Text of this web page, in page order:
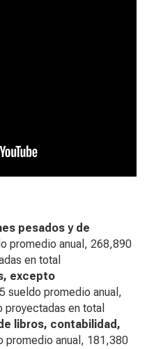
pesados y de
promedio anual, 268,890
en total
excepto
sueldo promedio anual,
en total
libros, contabilidad,
promedio anual, 181,380